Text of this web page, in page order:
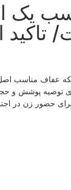
یک
تاکید
عفاف مناسب
توصیه پوشش و
حضور زن در